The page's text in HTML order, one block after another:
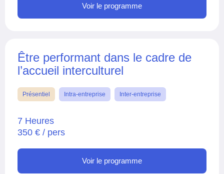
Voir le programme
Être performant dans le cadre de
l’accueil interculturel
Présentiel Intra-entreprise Inter-entreprise
7 Heures
350 € / pers
Voir le programme